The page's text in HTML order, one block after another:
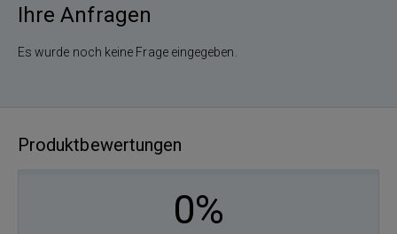
Ihre Anfragen
Es wurde noch keine Frage eingegeben.
Produktbewertungen
0%